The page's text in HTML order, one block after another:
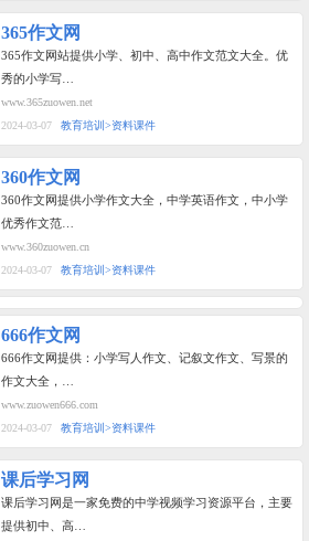
365作文网
365作文网站提供小学、初中、高中作文范文大全。优
秀的小学写…
www.365zuowen.net
2024-03-07
教育培训>资料课件
360作文网
360作文网提供小学作文大全，中学英语作文，中小学
优秀作文范…
www.360zuowen.cn
2024-03-07
教育培训>资料课件
666作文网
666作文网提供：小学写人作文、记叙文作文、写景的
作文大全，…
www.zuowen666.com
2024-03-07
教育培训>资料课件
课后学习网
课后学习网是一家免费的中学视频学习资源平台，主要
提供初中、高…